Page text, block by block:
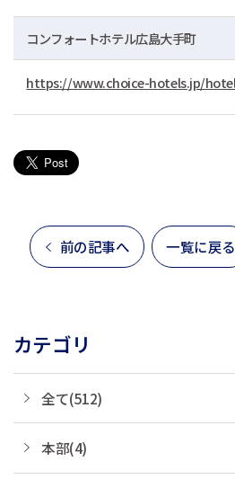
コンフォートホテル広島大手町
https://www.choice-hotels.jp/
前の記事へ 一覧に戻る
カテゴリ
全て(512)
本部(4)